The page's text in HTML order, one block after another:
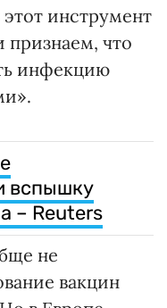
инструмент
признаем, что
инфекцию
вспышку
– Reuters
не
вакцин